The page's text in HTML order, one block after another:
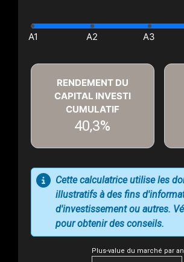
RENDEMENT DU
CAPITAL INVESTI
CUMULATIF
40,3%
Plus-value du marché par
Cette calculatrice utilise les
illustratifs à des fins
d'investissement ou autres.
pour obtenir des conseils.